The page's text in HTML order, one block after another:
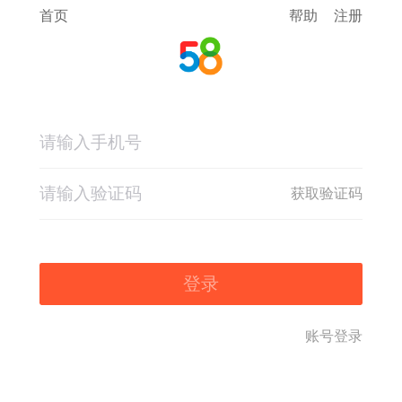
首页 帮助 注册
获取验证码
登录
账号登录